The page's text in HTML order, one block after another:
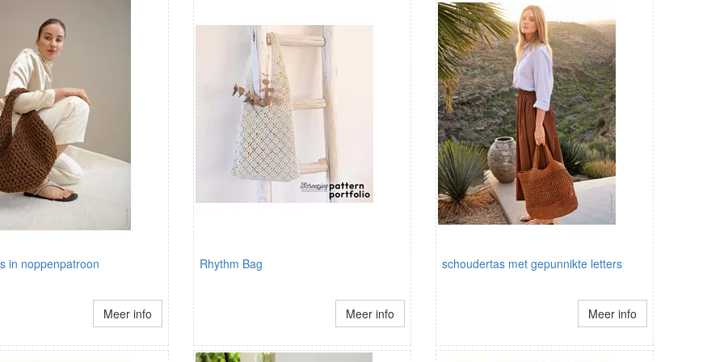
in noppenpatroon
Meer info
Rhythm Bag
Meer info
schoudertas met gepunnikte letters
Meer info